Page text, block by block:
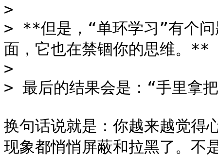
>
> **但是，“单环学习”有个问
面，它也在禁锢你的思维。**
>
> 最后的结果会是：“手里拿
换句话说就是：你越来越觉得
现象都悄悄屏蔽和拉黑了。不